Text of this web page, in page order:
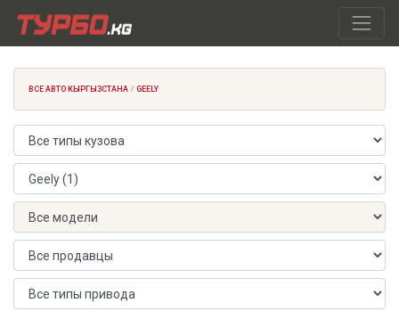
ВСЕ АВТО КЫРГЫЗСТАНА GEELY
Тип кузова
Марка автомобиля
Модель автомобиля
Продавец
Тип привода